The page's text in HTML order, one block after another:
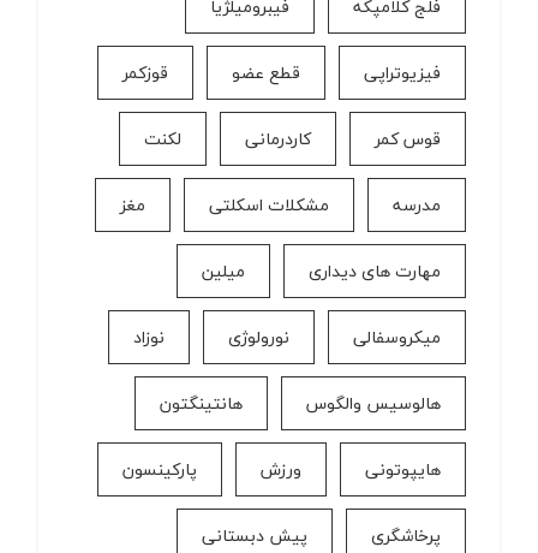
فلج کلامپکه فیبرومیلژیا
فیزیوتراپی قطع عضو قوزکمر
قوس کمر كاردرمانی لکنت
مدرسه مشکلات اسکلتی مغز
مهارت های دیداری میلین
میکروسفالی نورولوژی نوزاد
هالوسیس والگوس هانتینگتون
هایپوتونی ورزش پارکینسون
پرخاشگری پیش دبستانی